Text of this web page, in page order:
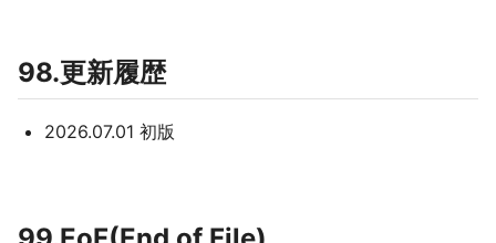
98.更新履歴
2026.07.01 初版